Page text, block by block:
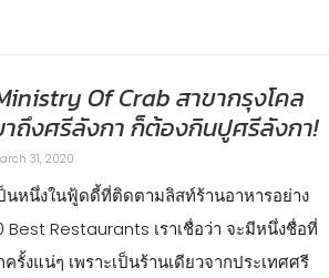
Of Crab สาขากรุงโคล
ถึงศรีลังกา ก็ต้องกินปูศรีลังกา!
31, 2020
หนึ่งในฟู้ดดี้ที่ติดตามลิสท์ร้านอาหารอย่าง
Best Restaurants เราเชื่อว่า จะมีหนึ่งชื่อที่
รั้งแน่ๆ เพราะเป็นร้านเดียวจากประเทศศรี